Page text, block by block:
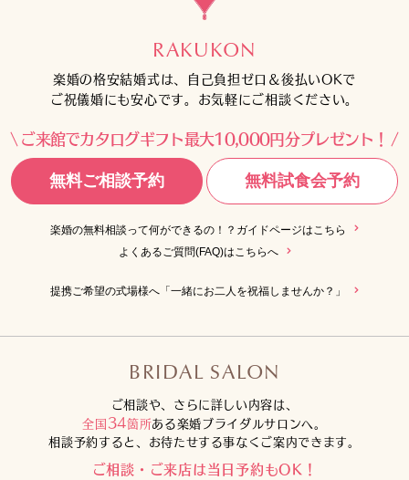
RAKUKON
楽婚の格安結婚式は、自己負担ゼロ＆後払いOKで
ご祝儀婚にも安心です。お気軽にご相談ください。
ご来館でカタログギフト最大10,000円分プレゼント！
無料ご相談予約 無料試食会予約
楽婚の無料相談って何ができるの！？ガイドページはこちら
よくあるご質問(FAQ)はこちらへ
提携ご希望の式場様へ「一緒にお二人を祝福しませんか？」
BRIDAL SALON
ご相談や、さらに詳しい内容は、
全国34箇所ある楽婚ブライダルサロンへ。
相談予約すると、お待たせする事なくご案内できます。
ご相談・ご来店は当日予約もOK！